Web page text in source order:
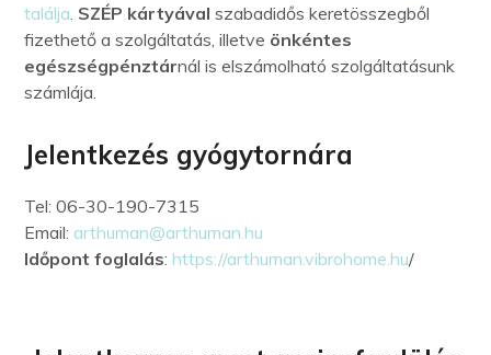
találja. SZÉP kártyával szabadidős keretösszegből
fizethető a szolgáltatás, illetve önkéntes
egészségpénztárnál is elszámolható szolgáltatásunk
számlája.
Jelentkezés gyógytornára
Tel: 06-30-190-7315
Email: arthuman@arthuman.hu
Időpont foglalás: https://arthuman.vibrohome.hu/